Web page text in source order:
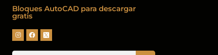
Bloques AutoCAD para descargar
gratis